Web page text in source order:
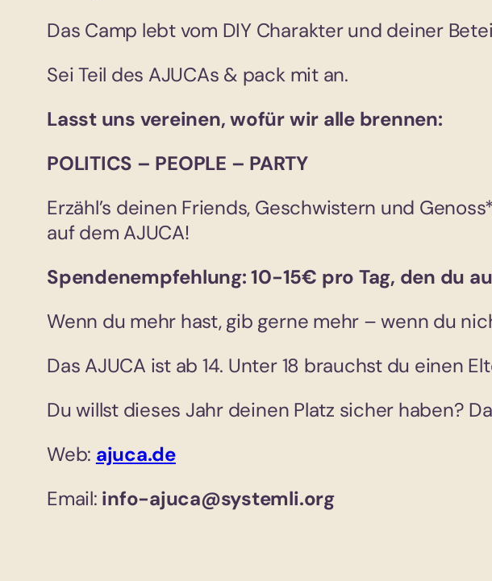
Das Camp lebt vom DIY Charakter und deiner
Sei Teil des AJUCAs & pack mit an.
Lasst uns vereinen, wofür wir alle brennen:
POLITICS – PEOPLE – PARTY
Erzähl’s deinen Friends, Geschwistern und
auf dem AJUCA!
Spendenempfehlung: 10-15€ pro Tag, den du
Wenn du mehr hast, gib gerne mehr – wenn du
Das AJUCA ist ab 14. Unter 18 brauchst du einen
Du willst dieses Jahr deinen Platz sicher haben?
Web: ajuca.de
Email: info-ajuca@systemli.org